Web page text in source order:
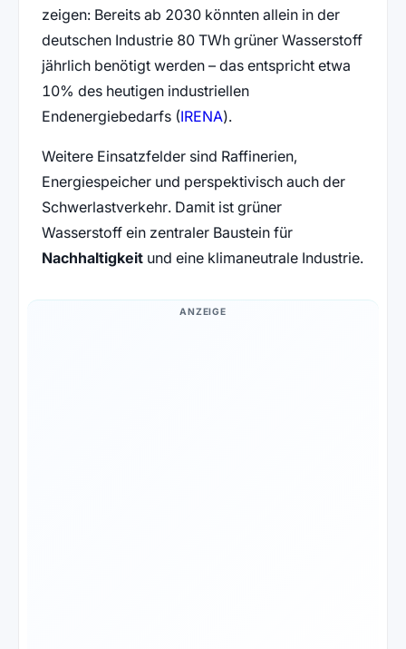
zeigen: Bereits ab 2030 könnten allein in der
deutschen Industrie 80 TWh grüner Wasserstoff
jährlich benötigt werden – das entspricht etwa
10% des heutigen industriellen
Endenergiebedarfs (IRENA(öffnet in neuem Tab)
).
Weitere Einsatzfelder sind Raffinerien,
Energiespeicher und perspektivisch auch der
Schwerlastverkehr. Damit ist grüner
Wasserstoff ein zentraler Baustein für
Nachhaltigkeitund eine klimaneutrale Industrie.
ANZEIGE